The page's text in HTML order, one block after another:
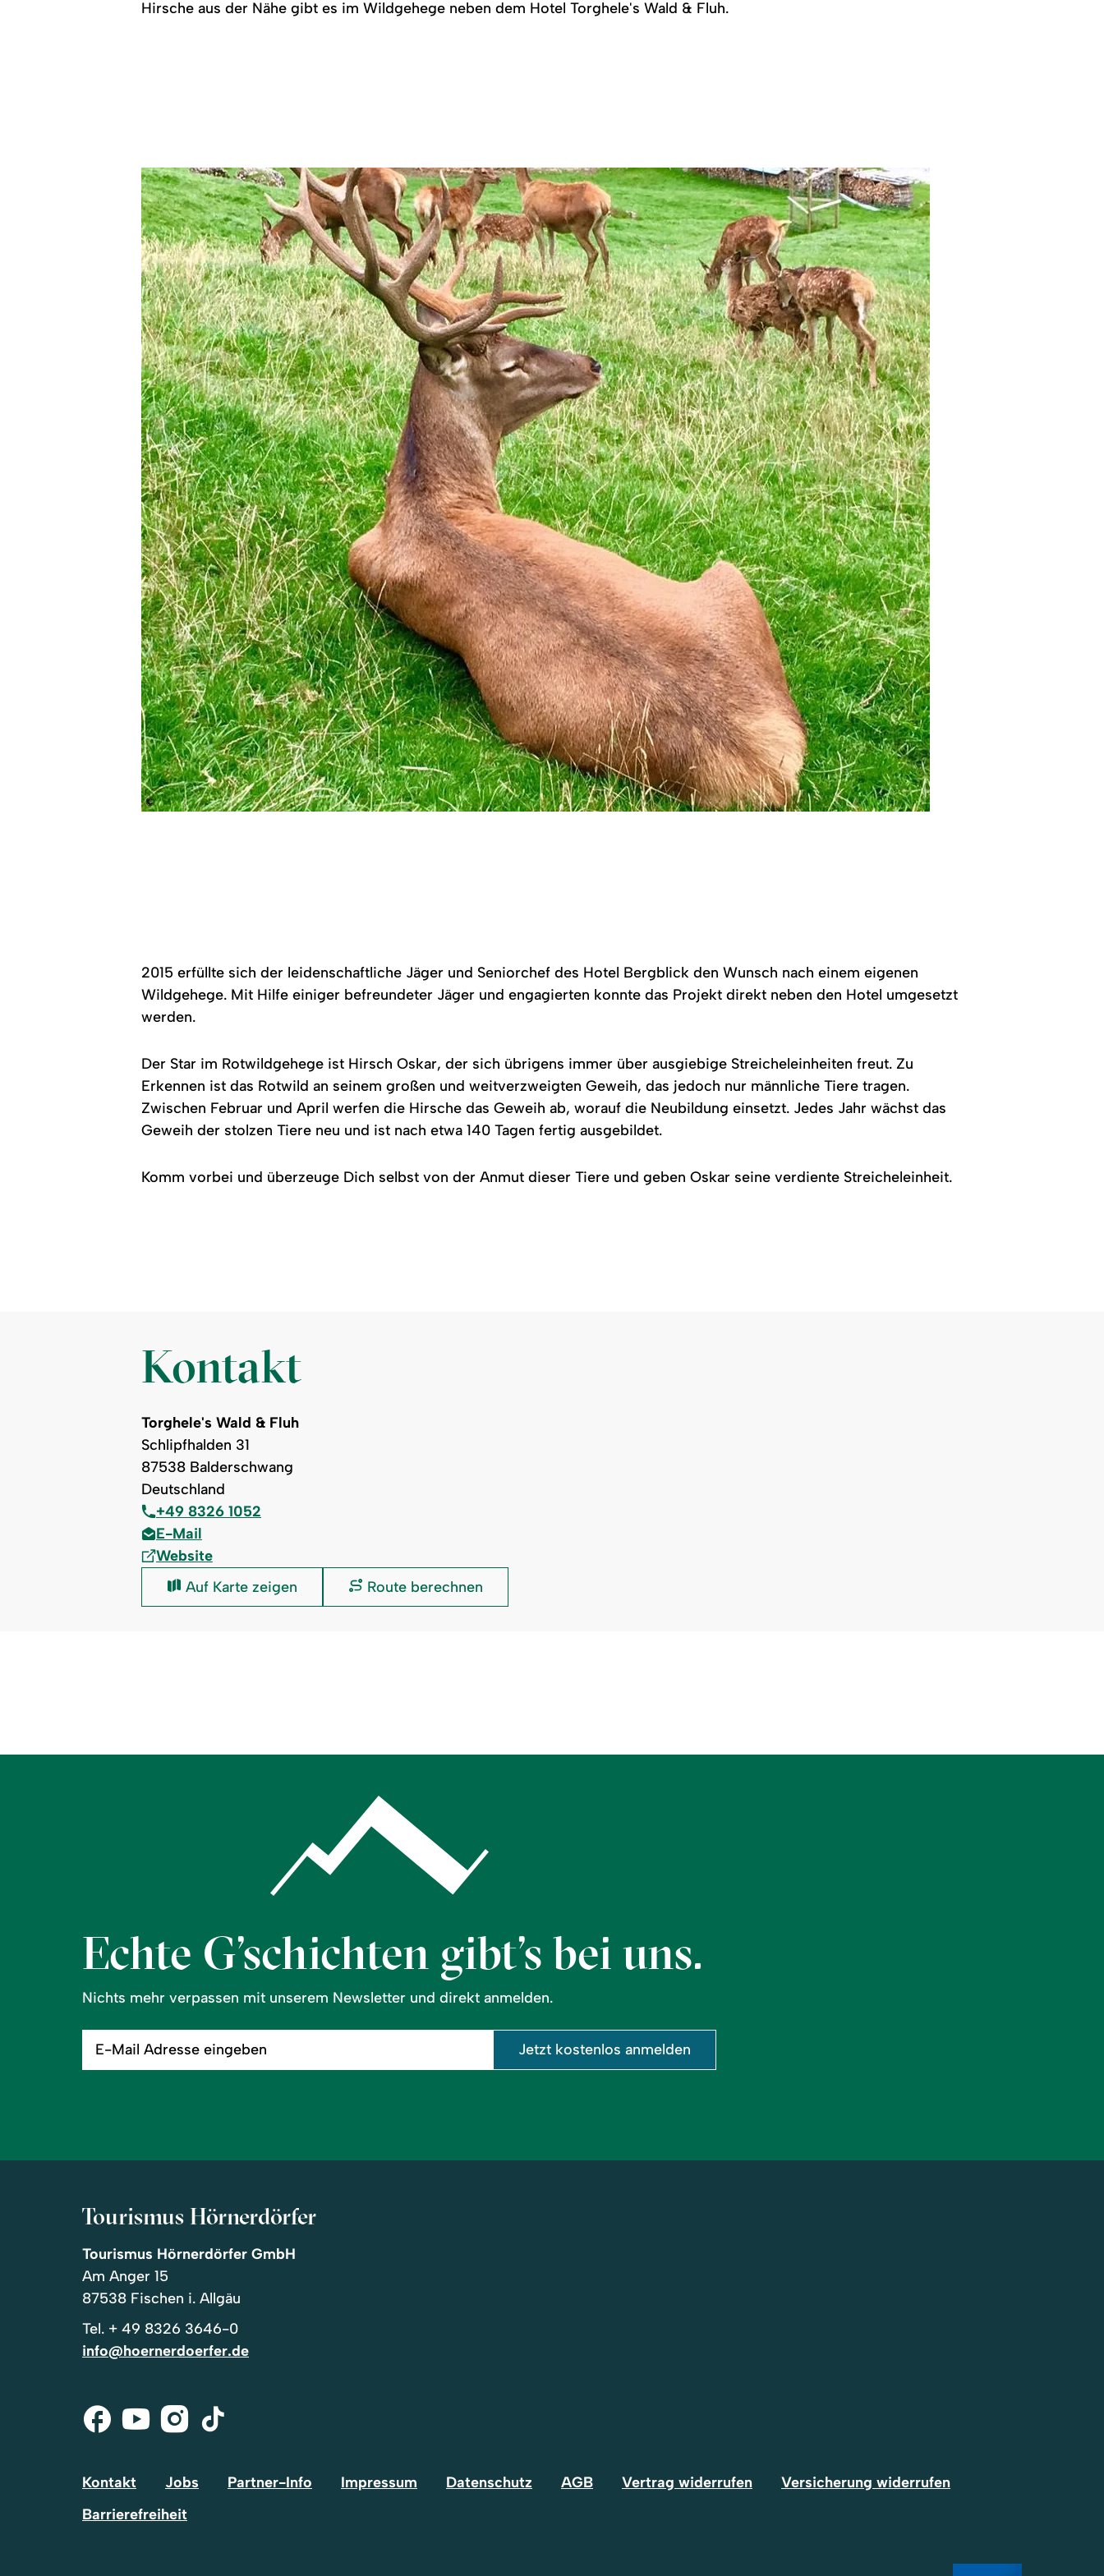
Hirsche aus der Nähe gibt es im Wildgehege neben dem Hotel Torghele's Wald & Fluh.
©
2015 erfüllte sich der leidenschaftliche Jäger und Seniorchef des Hotel Bergblick den Wunsch nach einem eigenen
Wildgehege. Mit Hilfe einiger befreundeter Jäger und engagierten konnte das Projekt direkt neben den Hotel umgesetzt
werden.
Der Star im Rotwildgehege ist Hirsch Oskar, der sich übrigens immer über ausgiebige Streicheleinheiten freut. Zu
Erkennen ist das Rotwild an seinem großen und weitverzweigten Geweih, das jedoch nur männliche Tiere tragen.
Zwischen Februar und April werfen die Hirsche das Geweih ab, worauf die Neubildung einsetzt. Jedes Jahr wächst das
Geweih der stolzen Tiere neu und ist nach etwa 140 Tagen fertig ausgebildet.
Komm vorbei und überzeuge Dich selbst von der Anmut dieser Tiere und geben Oskar seine verdiente Streicheleinheit.
Kontakt
Torghele's Wald & Fluh
Schlipfhalden 31
87538 Balderschwang
Deutschland
+49 8326 1052
E-Mail
Website
Torghele's
Auf Karte zeigen
Torghele's
Route berechnen
Echte G’schichten gibt’s bei uns.
Nichts mehr verpassen mit unserem Newsletter und direkt anmelden.
Mail
eingeben
Jetzt kostenlos anmelden
Tourismus Hörnerdörfer
Tourismus Hörnerdörfer GmbH
Am Anger 15
87538 Fischen i. Allgäu
Tel. + 49 8326 3646-0
info@hoernerdoerfer.de
Facebook
Youtube
Instagram
Tik-
Kontakt Jobs Partner-Info Impressum Datenschutz AGB Vertrag widerrufen
Versicherung widerrufen
Barrierefreiheit